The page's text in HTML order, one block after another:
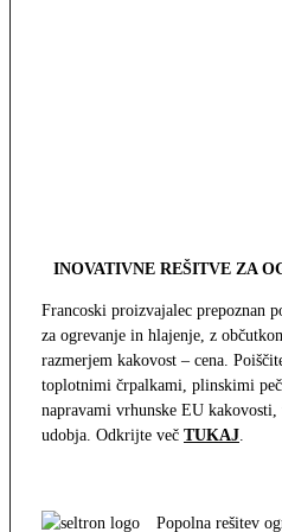
INOVATIVNE REŠITVE ZA
Francoski proizvajalec prepoznan
za ogrevanje in hlajenje, z
razmerjem kakovost – cena.
toplotnimi črpalkami, plinskimi
napravami vrhunske EU
udobja. Odkrijte več TUKAJ.
Popolna rešitev